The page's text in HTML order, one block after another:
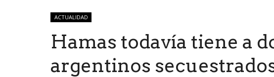
ACTUALIDAD
Hamas todavía tiene a
argentinos